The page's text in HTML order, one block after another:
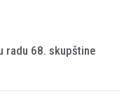
radu 68. skupštine